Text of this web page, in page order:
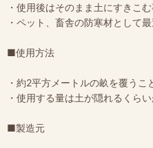
・使用後はそのまま土にすきこむ
・ペット、畜舎の防寒材として
■使用方法
・約2平方メートルの畝を覆うこ
・使用する量は土が隠れるくらい
■製造元